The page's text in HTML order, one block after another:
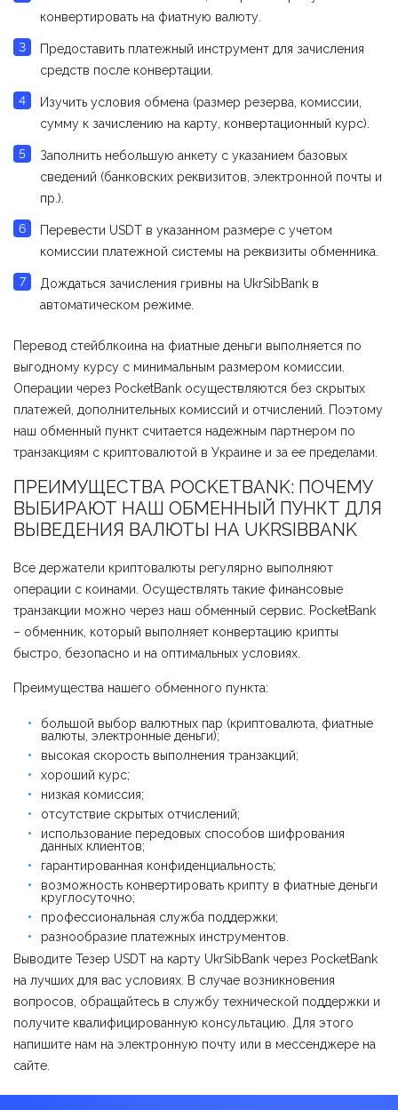
конвертировать на фиатную валюту.
Предоставить платежный инструмент для зачисления
средств после конвертации.
Изучить условия обмена (размер резерва, комиссии,
сумму к зачислению на карту, конвертационный курс).
Заполнить небольшую анкету с указанием базовых
сведений (банковских реквизитов, электронной почты и
пр.).
Перевести USDT в указанном размере с учетом
комиссии платежной системы на реквизиты обменника.
Дождаться зачисления гривны на UkrSibBank в
автоматическом режиме.
Перевод стейблкоина на фиатные деньги выполняется по
выгодному курсу с минимальным размером комиссии.
Операции через PocketBank осуществляются без скрытых
платежей, дополнительных комиссий и отчислений. Поэтому
наш обменный пункт считается надежным партнером по
транзакциям с криптовалютой в Украине и за ее пределами.
ПРЕИМУЩЕСТВА POCKETBANK: ПОЧЕМУ
ВЫБИРАЮТ НАШ ОБМЕННЫЙ ПУНКТ ДЛЯ
ВЫВЕДЕНИЯ ВАЛЮТЫ НА UKRSIBBANK
Все держатели криптовалюты регулярно выполняют
операции с коинами. Осуществлять такие финансовые
транзакции можно через наш обменный сервис. PocketBank
– обменник, который выполняет конвертацию крипты
быстро, безопасно и на оптимальных условиях.
Преимущества нашего обменного пункта:
большой выбор валютных пар (криптовалюта, фиатные
валюты, электронные деньги);
высокая скорость выполнения транзакций;
хороший курс;
низкая комиссия;
отсутствие скрытых отчислений;
использование передовых способов шифрования
данных клиентов;
гарантированная конфиденциальность;
возможность конвертировать крипту в фиатные деньги
круглосуточно;
профессиональная служба поддержки;
разнообразие платежных инструментов.
Выводите Тезер USDT на карту UkrSibBank через PocketBank
на лучших для вас условиях. В случае возникновения
вопросов, обращайтесь в службу технической поддержки и
получите квалифицированную консультацию. Для этого
напишите нам на электронную почту или в мессенджере на
сайте.